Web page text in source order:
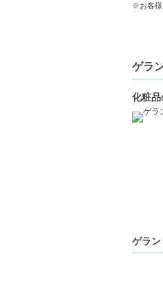
【こ
【JAN/
※お客様
ゲラ
化粧
ゲラ